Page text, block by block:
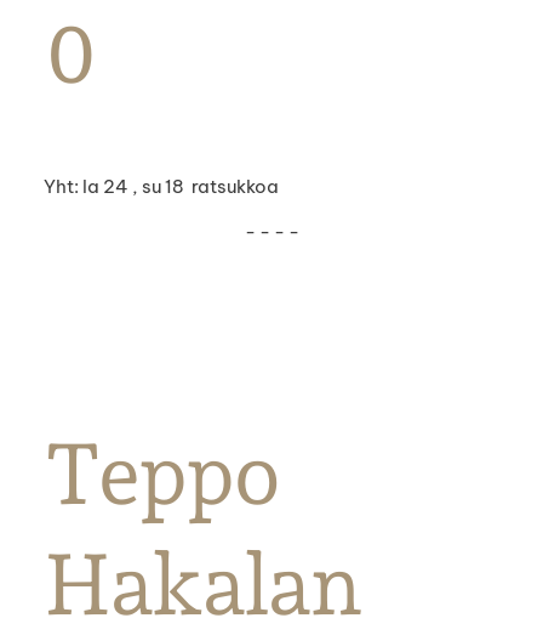
0
Yht: la 24 , su 18 ratsukkoa
- - - -
Teppo
Hakalan